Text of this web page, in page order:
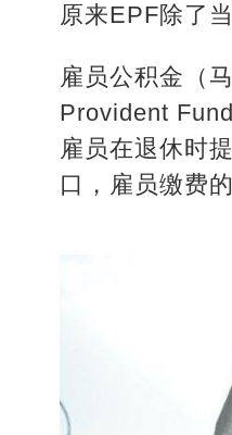
原来EPF除了
雇员公积金（
Provident
雇员在退休时
口，雇员缴费